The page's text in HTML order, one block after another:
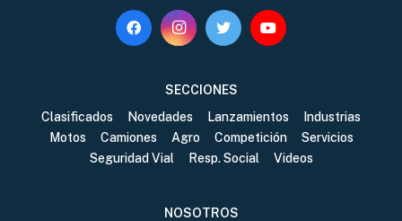
SECCIONES
Clasificados
Novedades Lanzamientos
Industrias
Motos
Camiones Agro Competición
Servicios
Seguridad Vial
Resp. Social Videos
NOSOTROS